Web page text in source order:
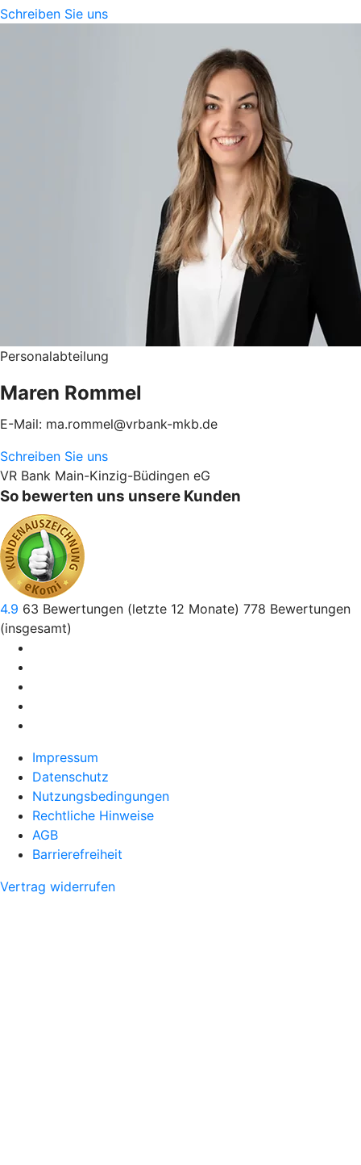
Schreiben Sie uns
Personalabteilung
Maren Rommel
E-Mail: ma.rommel@vrbank-mkb.de
Schreiben Sie uns
VR Bank Main-Kinzig-Büdingen eG
So bewerten uns unsere Kunden
4.9 63 Bewertungen (letzte 12 Monate) 778 Bewertungen
(insgesamt)
Impressum
Datenschutz
Nutzungsbedingungen
Rechtliche Hinweise
AGB
Barrierefreiheit
Vertrag widerrufen